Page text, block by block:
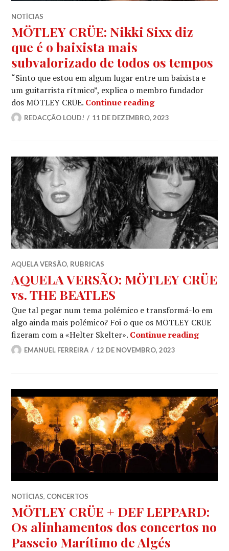
NOTÍCIAS
MÖTLEY CRÜE: Nikki Sixx diz
que é o baixista mais
subvalorizado de todos os tempos
“Sinto que estou em algum lugar entre um baixista e
um guitarrista rítmico”, explica o membro fundador
dos MÖTLEY CRÜE. Continue readingMÖTLEY CRÜE:
REDACÇÃO LOUD! 11 DE DEZEMBRO, 2023
AQUELA VERSÃO, RUBRICAS
AQUELA VERSÃO: MÖTLEY CRÜE
vs. THE BEATLES
Que tal pegar num tema polémico e transformá-lo em
algo ainda mais polémico? Foi o que os MÖTLEY CRÜE
fizeram com a «Helter Skelter». Continue reading
EMANUEL FERREIRA 12 DE NOVEMBRO, 2023
NOTÍCIAS, CONCERTOS
MÖTLEY CRÜE + DEF LEPPARD:
Os alinhamentos dos concertos no
Passeio Marítimo de Algés